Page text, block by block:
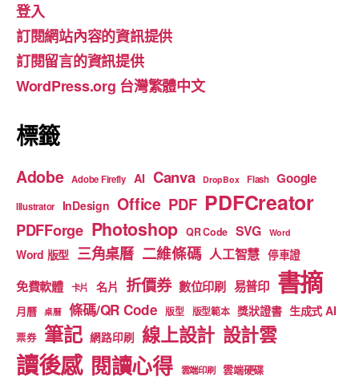
b
o
o
k
a
m
u
b
e
登入
訂閱網站內容的資訊提供
訂閱留言的資訊提供
WordPress.org 台灣繁體中文
標籤
Adobe Adobe Firefly AI Canva DropBox Flash Google
Illustrator InDesign Office PDF PDFCreator
PDFForge Photoshop QR Code SVG Word
Word 版型 三角桌曆 二維條碼 人工智慧 停車證
免費軟體 卡片 名片 折價券 數位印刷 易普印 書摘
月曆 桌曆 條碼/QR Code 版型 版型範本 獎狀證書 生成式 AI
票券 筆記 網路印刷 線上設計 設計雲
讀後感 閱讀心得 雲端印刷 雲端硬碟